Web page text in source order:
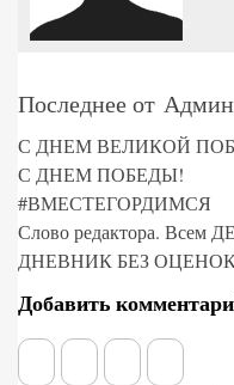
Последнее от
С ДНЕМ ВЕЛИКОЙ
С ДНЕМ ПОБЕДЫ!
#ВМЕСТЕГОРДИМСЯ
Слово редактора. Всем
ДНЕВНИК БЕЗ
Добавить